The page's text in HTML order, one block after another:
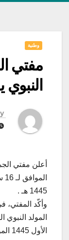
وطنية
مفتي
النبوي يوم
أعلن مفتي
1445 هـ .
وأكّد المفتي،
الأول 1445 الموافق ليوم الأربعاء 27 سبتمبر 2023.